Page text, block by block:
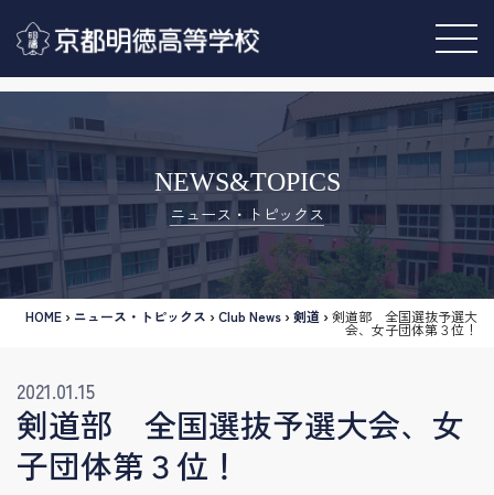
NEWS&TOPICS
ニュース・トピックス
HOME › ニュース・トピックス ›Club News ›剣道 ›剣道部 全国選抜予選大
会、女子団体第３位！
2021.01.15
剣道部 全国選抜予選大会、女
子団体第３位！